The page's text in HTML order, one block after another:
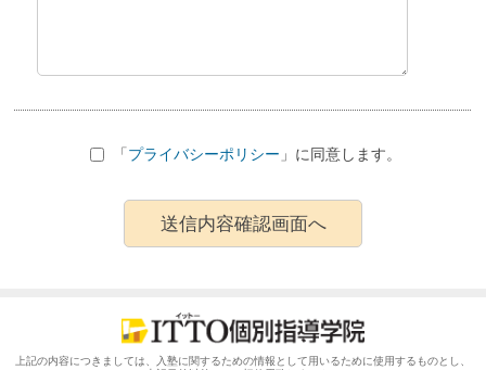
「プライバシーポリシー 」に同意します。
上記の内容につきましては、入塾に関するための情報として用いるために使用するものとし、